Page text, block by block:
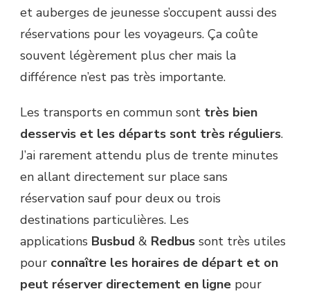
et auberges de jeunesse s’occupent aussi des
réservations pour les voyageurs. Ça coûte
souvent légèrement plus cher mais la
différence n’est pas très importante.
Les transports en commun sont très bien
desservis et les départs sont très réguliers.
J’ai rarement attendu plus de trente minutes
en allant directement sur place sans
réservation sauf pour deux ou trois
destinations particulières. Les
applications Busbud & Redbus sont très utiles
pour connaître les horaires de départ et on
peut réserver directement en ligne pour